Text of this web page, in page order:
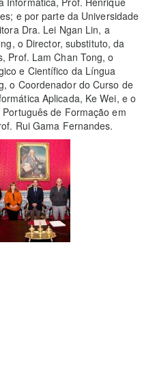
e por parte da Universidade
Dra. Lei Ngan Lin, a
o Director, substituto, da
Prof. Lam Chan Tong, o
e Científico da Língua
o Coordenador do Curso de
Aplicada, Ke Wei, e o
de Formação em
Rui Gama Fernandes.